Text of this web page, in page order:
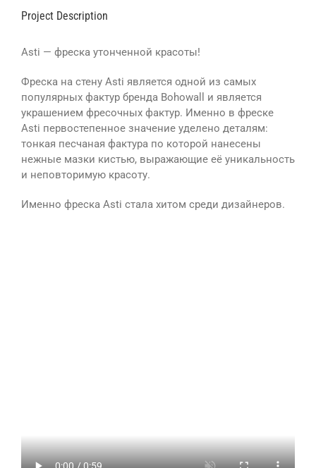
Project Description
Asti — фреска утонченной красоты!
Фреска на стену Asti является одной из самых
популярных фактур бренда Bohowall и является
украшением фресочных фактур. Именно в фреске
Asti первостепенное значение уделено деталям:
тонкая песчаная фактура по которой нанесены
нежные мазки кистью, выражающие её уникальность
и неповторимую красоту.
Именно фреска Asti стала хитом среди дизайнеров.